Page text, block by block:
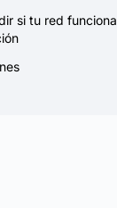
si tu red funciona